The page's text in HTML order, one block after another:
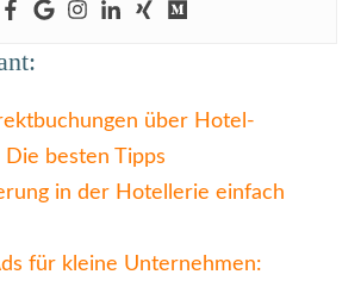
über Hotel-
besten Tipps
in der Hotellerie einfach
für kleine Unternehmen: